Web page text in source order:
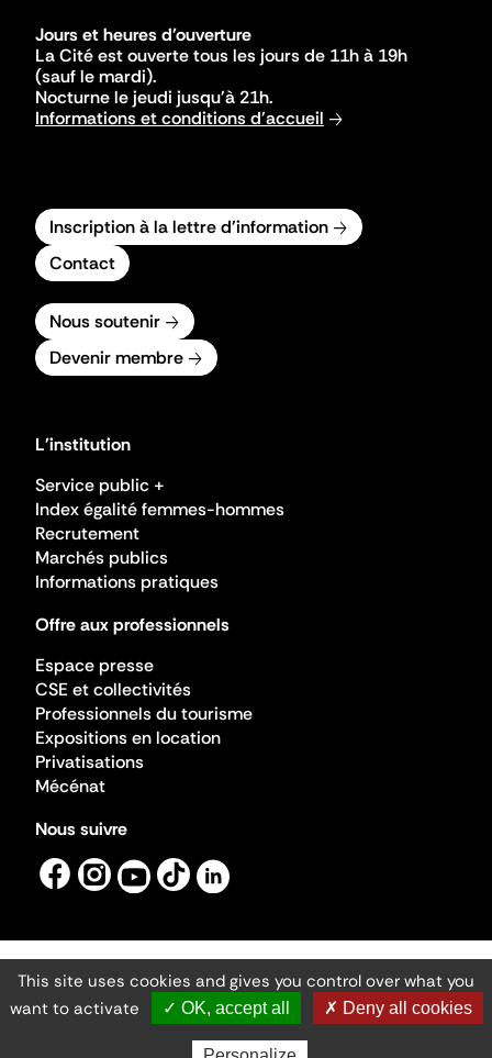
Jours et heures d'ouverture
La Cité est ouverte tous les jours de 11h à 19h
(sauf le mardi).
Nocturne le jeudi jusqu'à 21h.
Informations et conditions d'accueil
Inscription à la lettre d'information
Contact
Nous soutenir
Devenir membre
L'institution
Service public +
Index égalité femmes-hommes
Recrutement
Marchés publics
Informations pratiques
Offre aux professionnels
Espace presse
CSE et collectivités
Professionnels du tourisme
Expositions en location
Privatisations
Mécénat
Nous suivre
Mentions légales
Gestion des cookies
Accessibilité numérique
Ministère de la Culture ©2026
- Cité de l'architecture et du patrimoine
This site uses cookies and gives you control over what you
want to activate
✓ OK, accept all ✗ Deny all cookies